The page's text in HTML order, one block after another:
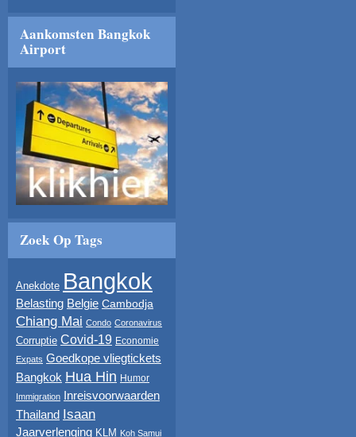
Aankomsten Bangkok
Airport
Zoek Op Tags
Anekdote Bangkok
Belasting Belgie Cambodja
Chiang Mai Condo Coronavirus
Corruptie Covid-19 Economie
Expats Goedkope vliegtickets
Bangkok Hua Hin Humor
Immigration
Inreisvoorwaarden
Thailand Isaan
Jaarverlenging KLM Koh Samui